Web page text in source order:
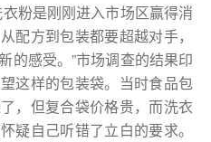
粉是刚刚进入市场区赢得消
配方到包装都要超越对手，
的感受。”市场调查的结果印
这样的包装袋。当时食品包
，但复合袋价格贵，而洗衣
疑自己听错了立白的要求。